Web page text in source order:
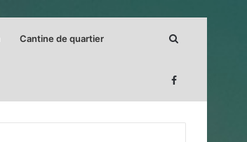
Cantine de quartier